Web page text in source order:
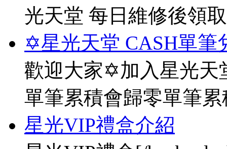
光天堂 每日維修後領
✡星光天堂 CASH單筆
歡迎大家✡加入星光天
單筆累積會歸零單筆
星光VIP禮盒介紹